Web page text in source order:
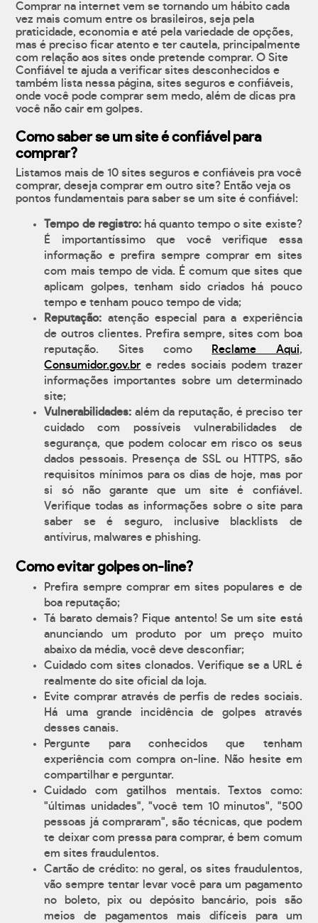
Comprar na internet vem se tornando um hábito cada
vez mais comum entre os brasileiros, seja pela
praticidade, economia e até pela variedade de opções,
mas é preciso ficar atento e ter cautela, principalmente
com relação aos sites onde pretende comprar. O Site
Confiável te ajuda a verificar sites desconhecidos e
também lista nessa página, sites seguros e confiáveis,
onde você pode comprar sem medo, além de dicas pra
você não cair em golpes.
Como saber se um site é confiável para
comprar?
Listamos mais de 10 sites seguros e confiáveis pra você
comprar, deseja comprar em outro site? Então veja os
pontos fundamentais para saber se um site é confiável:
Tempo de registro:há quanto tempo o site existe?
É importantíssimo que você verifique essa
informação e prefira sempre comprar em sites
com mais tempo de vida. É comum que sites que
aplicam golpes, tenham sido criados há pouco
tempo e tenham pouco tempo de vida;
Reputação: atenção especial para a experiência
de outros clientes. Prefira sempre, sites com boa
reputação. Sites como
Reclame Aqui,
Consumidor.gov.br e redes sociais podem trazer
informações importantes sobre um determinado
site;
Vulnerabilidades: além da reputação, é preciso ter
cuidado com possíveis vulnerabilidades de
segurança, que podem colocar em risco os seus
dados pessoais. Presença de SSL ou HTTPS, são
requisitos mínimos para os dias de hoje, mas por
si só não garante que um site é confiável.
Verifique todas as informações sobre o site para
saber se é seguro, inclusive blacklists de
antívirus, malwares e phishing.
Como evitar golpes on-line?
Prefira sempre comprar em sites populares e de
boa reputação;
Tá barato demais? Fique antento! Se um site está
anunciando um produto por um preço muito
abaixo da média, você deve desconfiar;
Cuidado com sites clonados. Verifique se a URL é
realmente do site oficial da loja.
Evite comprar através de perfis de redes sociais.
Há uma grande incidência de golpes através
desses canais.
Pergunte para conhecidos que tenham
experiência com compra on-line. Não hesite em
compartilhar e perguntar.
Cuidado com gatilhos mentais. Textos como:
"últimas unidades", "você tem 10 minutos", "500
pessoas já compraram", são técnicas, que podem
te deixar com pressa para comprar, é bem comum
em sites fraudulentos.
Cartão de crédito: no geral, os sites fraudulentos,
vão sempre tentar levar você para um pagamento
no boleto, pix ou depósito bancário, pois são
meios de pagamentos mais difíceis para um